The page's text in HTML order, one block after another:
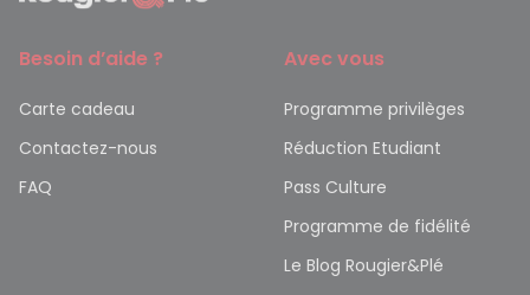
Besoin d’aide ?
Carte cadeau
Contactez-nous
FAQ
Avec vous
Programme privilèges
Réduction Etudiant
Pass Culture
Programme de fidélité
Le Blog Rougier&Plé